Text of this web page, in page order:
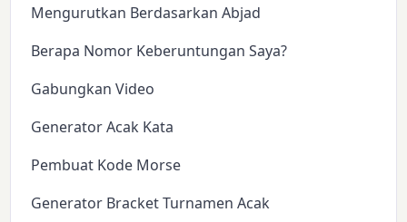
Mengurutkan Berdasarkan Abjad
Berapa Nomor Keberuntungan Saya?
Gabungkan Video
Generator Acak Kata
Pembuat Kode Morse
Generator Bracket Turnamen Acak